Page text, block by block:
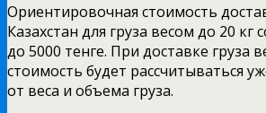
Ориентировочная стоимость
Казахстан для груза весом до 20 кг
до 5000 тенге. При доставке груза
стоимость будет рассчитываться
от веса и объема груза.